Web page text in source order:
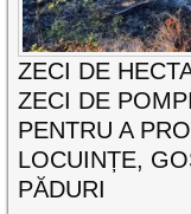
ZECI DE
ZECI DE
PENTRU A
LOCUINȚE,
PĂDURI